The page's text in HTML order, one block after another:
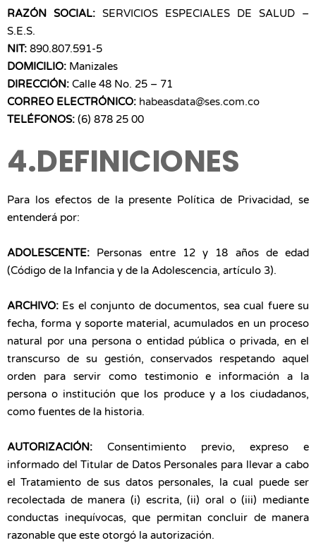
RAZÓN SOCIAL: SERVICIOS ESPECIALES DE SALUD –
S.E.S.
NIT: 890.807.591-5
DOMICILIO: Manizales
DIRECCIÓN: Calle 48 No. 25 – 71
CORREO ELECTRÓNICO: habeasdata@ses.com.co
TELÉFONOS: (6) 878 25 00
4.DEFINICIONES
Para los efectos de la presente Política de Privacidad, se
entenderá por:
ADOLESCENTE: Personas entre 12 y 18 años de edad
(Código de la Infancia y de la Adolescencia, artículo 3).
ARCHIVO: Es el conjunto de documentos, sea cual fuere su
fecha, forma y soporte material, acumulados en un proceso
natural por una persona o entidad pública o privada, en el
transcurso de su gestión, conservados respetando aquel
orden para servir como testimonio e información a la
persona o institución que los produce y a los ciudadanos,
como fuentes de la historia.
AUTORIZACIÓN: Consentimiento previo, expreso e
informado del Titular de Datos Personales para llevar a cabo
el Tratamiento de sus datos personales, la cual puede ser
recolectada de manera (i) escrita, (ii) oral o (iii) mediante
conductas inequívocas, que permitan concluir de manera
razonable que este otorgó la autorización.